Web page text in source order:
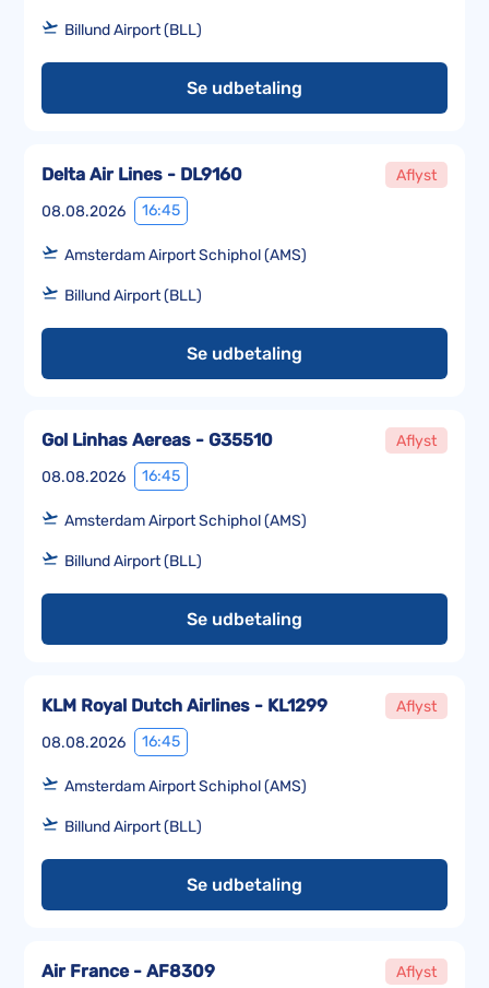
Billund Airport (BLL)
Se udbetaling
08.08.2026 16:45
Delta Air Lines - DL9160 Aflyst
Amsterdam Airport Schiphol (AMS)
Billund Airport (BLL)
Se udbetaling
08.08.2026 16:45
Gol Linhas Aereas - G35510 Aflyst
Amsterdam Airport Schiphol (AMS)
Billund Airport (BLL)
Se udbetaling
08.08.2026 16:45
KLM Royal Dutch Airlines - KL1299 Aflyst
Amsterdam Airport Schiphol (AMS)
Billund Airport (BLL)
Se udbetaling
Air France - AF8309 Aflyst